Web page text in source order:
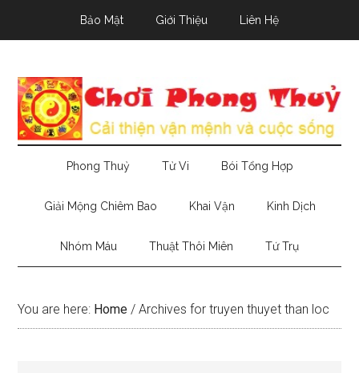
Bảo Mật Giới Thiệu Liên Hệ
Phong Thuỷ Tử Vi Bói Tổng Hợp
Giải Mộng Chiêm Bao Khai Vận Kinh Dịch
Nhóm Máu Thuật Thôi Miên Tứ Trụ
You are here: Home / Archives for truyen thuyet than loc